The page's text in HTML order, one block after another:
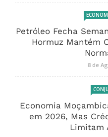
Petróleo Fecha
Hormuz Mantém
8 de
Economia
em 2026, Mas
Limitam